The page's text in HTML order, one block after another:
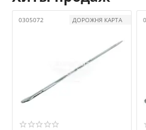
сильному навантаженні
Обираючи лом чи монтіровку у
Замовлення можна оформити
0305072 ДОРОЖНЯ КАРТА